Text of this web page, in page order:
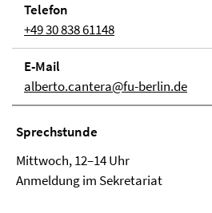
Telefon
+49 30 838 61148
E-Mail
alberto.cantera@fu-berlin.de
Sprechstunde
Mittwoch, 12–14 Uhr
Anmeldung im Sekretariat